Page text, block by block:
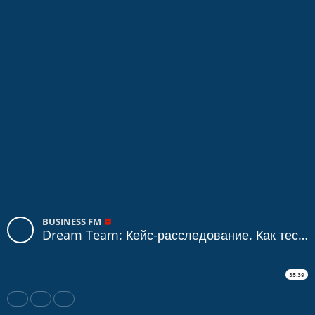
BUSINESS FM
Dream Team: Кейс-расследование. Как тестирование помогло понять, что продажники «отжимали» заказы у коллег
35:39
Share